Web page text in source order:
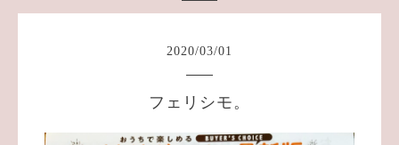
2020/03/01
フェリシモ。